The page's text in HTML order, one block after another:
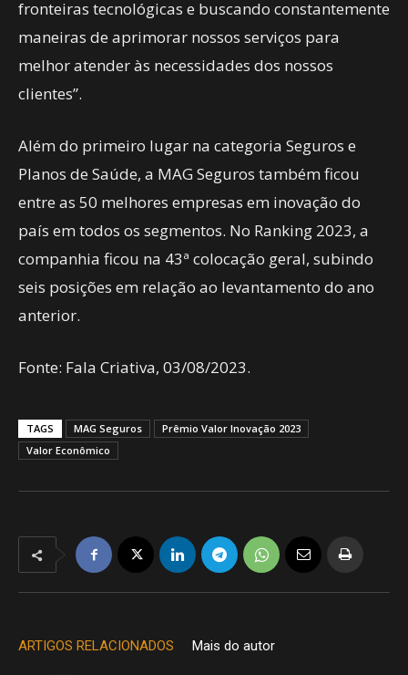
fronteiras tecnológicas e buscando constantemente
maneiras de aprimorar nossos serviços para
melhor atender às necessidades dos nossos
clientes”.
Além do primeiro lugar na categoria Seguros e
Planos de Saúde, a MAG Seguros também ficou
entre as 50 melhores empresas em inovação do
país em todos os segmentos. No Ranking 2023, a
companhia ficou na 43ª colocação geral, subindo
seis posições em relação ao levantamento do ano
anterior.
Fonte: Fala Criativa, 03/08/2023.
TAGS MAG Seguros
Prêmio Valor Inovação 2023
Valor Econômico
ARTIGOS RELACIONADOS Mais do autor